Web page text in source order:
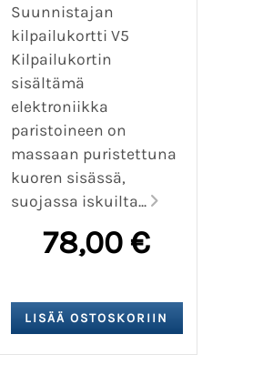
Suunnistajan
kilpailukortti V5
Kilpailukortin
sisältämä
elektroniikka
paristoineen on
massaan puristettuna
kuoren sisässä,
suojassa iskuilta...
78,00 €